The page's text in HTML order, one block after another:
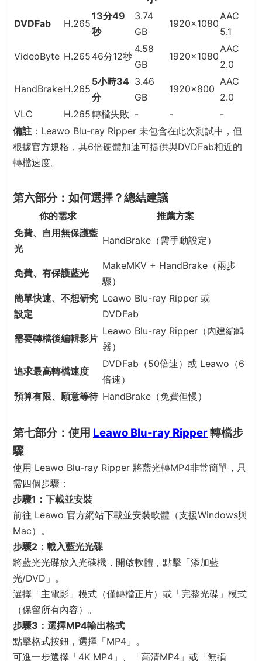
DVDFab H.265
13分49
秒
3.74
GB
1920x1080
AAC
5.1
VideoByte H.265 46分12秒
4.58
GB
1920x1080
AAC
2.0
HandBrakeH.265
5小時34
分
3.46
GB
1920x800
AAC
2.0
VLC
H.265轉檔失敗 - -
-
備註 ：Leawo Blu-ray Ripper 未包含在此次測試中，但
根據官方規格，其6倍硬體加速可提供與DVDFab相近的
轉檔速度。
第六部分：如何選擇？總結建議
你的需求
推薦方案
免費、自用無保護藍
光
HandBrake（需手動設定）
免費、有保護藍光
MakeMKV + HandBrake（兩步
驟）
簡單快速、不想研究
設定
Leawo Blu-ray Ripper 或
DVDFab
需要轉檔後編輯影片
Leawo Blu-ray Ripper（內建編輯
器）
追求最高轉檔速度
DVDFab（50倍速）或 Leawo（6
倍速）
預算有限、願意等待 HandBrake（免費但慢）
第七部分：使用 Leawo Blu-ray Ripper轉檔步
驟
使用 Leawo Blu-ray Ripper 將藍光轉MP4非常簡單，只
需四個步驟：
步驟1：下載並安裝
前往 Leawo 官方網站下載並安裝軟體（支援Windows與
Mac）。
步驟2：載入藍光光碟
將藍光光碟放入光碟機，開啟軟體，點擊「添加藍
光/DVD」。
選擇「主電影」模式（僅轉檔正片）或「完整光碟」模式
（保留所有內容）。
步驟3：選擇MP4輸出格式
點擊格式按鈕，選擇「MP4」。
可進一步選擇「4K MP4」、「高清MP4」或「無損